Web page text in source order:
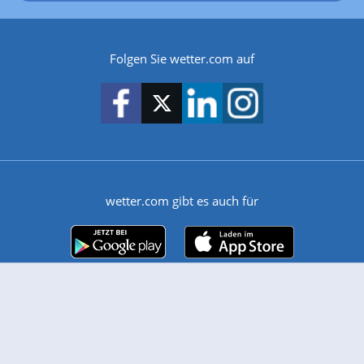
Folgen Sie wetter.com auf
wetter.com gibt es auch für